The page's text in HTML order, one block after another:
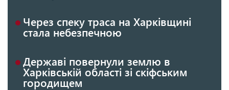
Через спеку траса на Харківщині
стала небезпечною
Державі повернули землю в
Харківській області зі скіфським
городищем